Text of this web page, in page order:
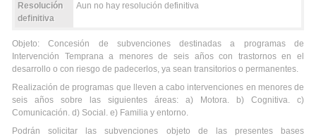
Resolución
definitiva
Aun no hay resolución definitiva
Objeto: Concesión de subvenciones destinadas a programas de
Intervención Temprana a menores de seis años con trastornos en el
desarrollo o con riesgo de padecerlos, ya sean transitorios o permanentes.
Realización de programas que lleven a cabo intervenciones en menores de
seis años sobre las siguientes áreas: a) Motora. b) Cognitiva. c)
Comunicación. d) Social. e) Familia y entorno.
Podrán solicitar las subvenciones objeto de las presentes bases